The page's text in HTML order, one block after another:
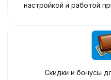
настройкой и работой
Скидки и бонусы